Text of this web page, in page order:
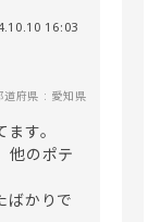
16:03
道府県 : 愛知県
す。
他のポテ
ばかりで